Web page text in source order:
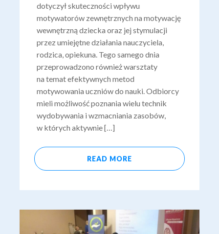
dotyczył skuteczności wpływu
motywatorów zewnętrznych na motywację
wewnętrzną dziecka oraz jej stymulacji
przez umiejętne działania nauczyciela,
rodzica, opiekuna. Tego samego dnia
przeprowadzono również warsztaty
na temat efektywnych metod
motywowania uczniów do nauki. Odbiorcy
mieli możliwość poznania wielu technik
wydobywania i wzmacniania zasobów,
w których aktywnie […]
READ MORE